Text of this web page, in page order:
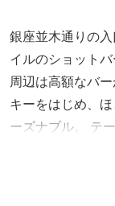
銀座並木通りの
イルのショットバ
周辺は高額なバ
キーをはじめ、
ーズナブル。 テ
めます。 4つの
みんなで一緒に